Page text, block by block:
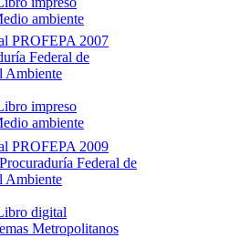
ambiente
PROFEPA 2007
Federal de
Ambiente
impreso
ambiente
PROFEPA 2009
Procuraduría Federal de
Ambiente
digital
Metropolitanos